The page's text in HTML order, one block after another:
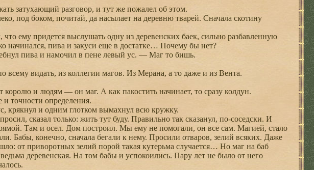
затухающий разговор, и тут же пожалел об этом.
под боком, почитай, да насылает на деревню тварей. Сначала скотину
ему придется выслушать одну из деревенских баек, сильно разбавленную
начинался, пива и закуси еще в достатке… Почему бы нет?
пива и намочил в пене левый ус. — Маг то бишь.
видать, из коллегии магов. Из Мерана, а то даже и из Вента.
и людям — он маг. А как пакостить начинает, то сразу колдун.
точности определения.
крякнул и одним глотком вымахнул всю кружку.
сказал только: жить тут буду. Правильно так сказанул, по-соседски. И
Там и осел. Дом построил. Мы ему не помогали, он все сам. Магией, стало
Бабы, конечно, сначала бегали к нему. Просили отваров, зелий всяких. Даже
от приворотных зелий порой такая кутерьма случается… Но маг на баб
деревенская. На том бабы и успокоились. Пару лет не было от него